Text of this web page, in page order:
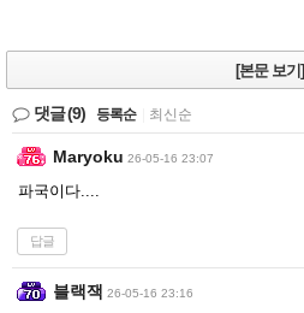
[본문 보기]
댓글(9) 등록순 최신순
Maryoku 26-05-16 23:07
파국이다....
답글
블랙잭 26-05-16 23:16